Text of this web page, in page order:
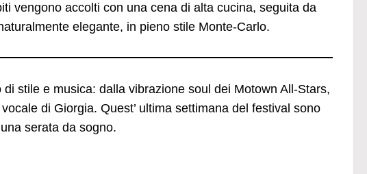
vengono accolti con una cena di alta cucina, seguita da
elegante, in pieno stile Monte-Carlo.
stile e musica: dalla vibrazione soul dei Motown All-Stars,
di Giorgia. Quest’ ultima settimana del festival sono
serata da sogno.